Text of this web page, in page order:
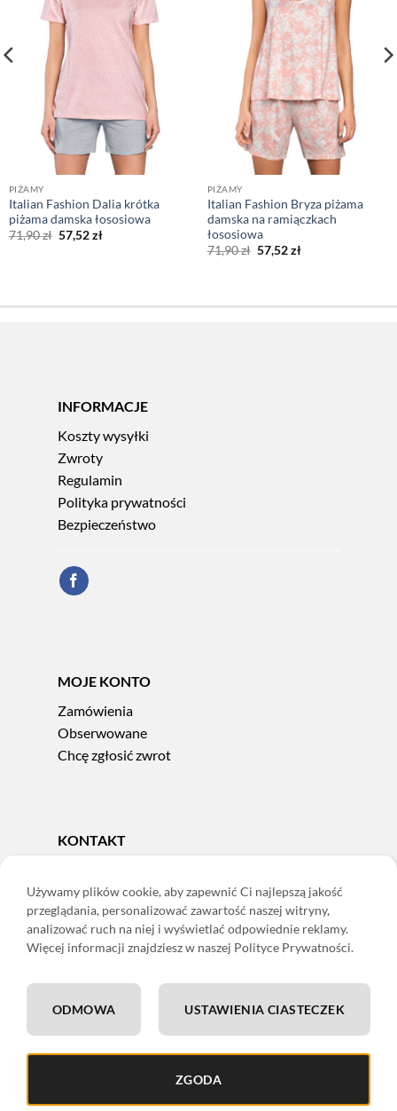
PIŻAMY
Italian Fashion Dalia krótka
piżama damska łososiowa
71,90zł Pierwotna
cena
57,52złAktualna
PIŻAMY
Italian Fashion Bryza piżama
damska na ramiączkach
łososiowa
71,90zł Pierwotna
cena
57,52złAktualna
INFORMACJE
Koszty wysyłki
Zwroty
Regulamin
Polityka prywatności
Bezpieczeństwo
MOJE KONTO
Zamówienia
Obserwowane
Chcę zgłosić zwrot
KONTAKT
e-mail:sklep@adoris.pl
poniedziałek - piątek 8:00-16:00
Adoris Dorota Święcka
58-502 Jelenia Góra
Używamy plików cookie, aby zapewnić Ci najlepszą jakość
przeglądania, personalizować zawartość naszej witryny,
analizować ruch na niej i wyświetlać odpowiednie reklamy.
Więcej informacji znajdziesz w naszej Polityce Prywatności.
ZGODA
USTAWIENIA CIASTECZEK
ODMOWA